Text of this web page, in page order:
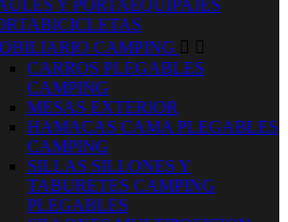
Y PORTAEQUIPAJES
CAMPING  
CARROS PLEGABLES
CAMPING
MESAS EXTERIOR
HAMACAS CAMA PLEGABLES
CAMPING
SILLAS SILLONES Y
TABURETES CAMPING
PLEGABLES